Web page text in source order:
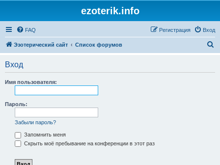
ezoterik.info
FAQ Вход
Регистрация
Эзотерический сайт Список форумов
Вход
Имя пользователя:
Пароль:
Забыли пароль?
Запомнить меня
Скрыть моё пребывание на конференции в этот раз